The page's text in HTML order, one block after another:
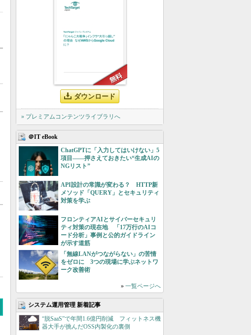
ダウンロード
» プレミアムコンテンツライブラリへ
＠IT eBook
ChatGPTに「入力してはいけない」5
項目――押さえておきたい“生成AIの
NGリスト”
API設計の常識が変わる？ HTTP新
メソッド「QUERY」とセキュリティ
対策を学ぶ
フロンティアAIとサイバーセキュリ
ティ対策の現在地 「17万行のAIコ
ード分析」事例と公的ガイドライン
が示す道筋
「無線LANがつながらない」の苦情
をゼロに 3つの現場に学ぶネットワ
ーク改善術
» 一覧ページへ
システム運用管理 新着記事
“脱SaaS”で年間1.6億円削減 フィットネス機
器大手が挑んだOSS内製化の裏側